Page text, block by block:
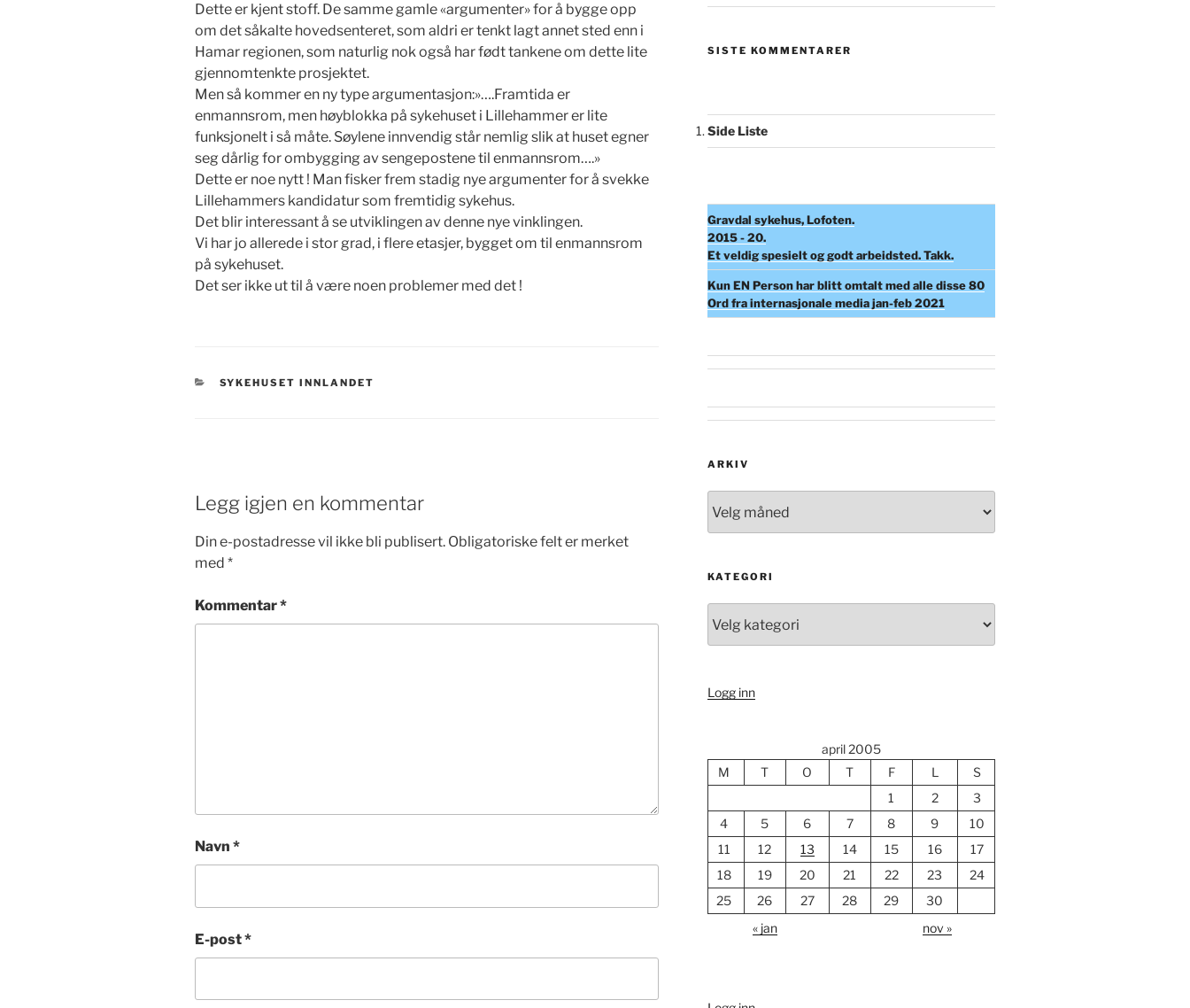
Dette er kjent stoff. De samme gamle «argumenter» for å bygge opp
om det såkalte hovedsenteret, som aldri er tenkt lagt annet sted enn i
Hamar regionen, som naturlig nok også har født tankene om dette lite
gjennomtenkte prosjektet.
Men så kommer en ny type argumentasjon:»….Framtida er
enmannsrom, men høyblokka på sykehuset i Lillehammer er lite
funksjonelt i så måte. Søylene innvendig står nemlig slik at huset egner
seg dårlig for ombygging av sengepostene til enmannsrom….»
Dette er noe nytt ! Man fisker frem stadig nye argumenter for å svekke
Lillehammers kandidatur som fremtidig sykehus.
Det blir interessant å se utviklingen av denne nye vinklingen.
Vi har jo allerede i stor grad, i flere etasjer, bygget om til enmannsrom
på sykehuset.
Det ser ikke ut til å være noen problemer med det !
KATEGORIER
SYKEHUSET INNLANDET
Legg igjen en kommentar
Din e-postadresse vil ikke bli publisert. Obligatoriske felt er merket
med *
Kommentar*
Navn *
E-post*
SISTE KOMMENTARER
Side Liste
Gravdal sykehus, Lofoten.
2015 - 20.
Et veldig spesielt og godt arbeidsted. Takk.
Kun EN Person har blitt omtalt med alle disse 80
Ord fra internasjonale media jan-feb 2021
ARKIV
KATEGORI
Logg inn
april 2005
M
T O T F L
S
1
2
3
4
5 6 7 8 9
10
11
12 13 14 15 16
17
18
19 20 21 22 23
24
25
26 27 28 29
30
« jan
nov »